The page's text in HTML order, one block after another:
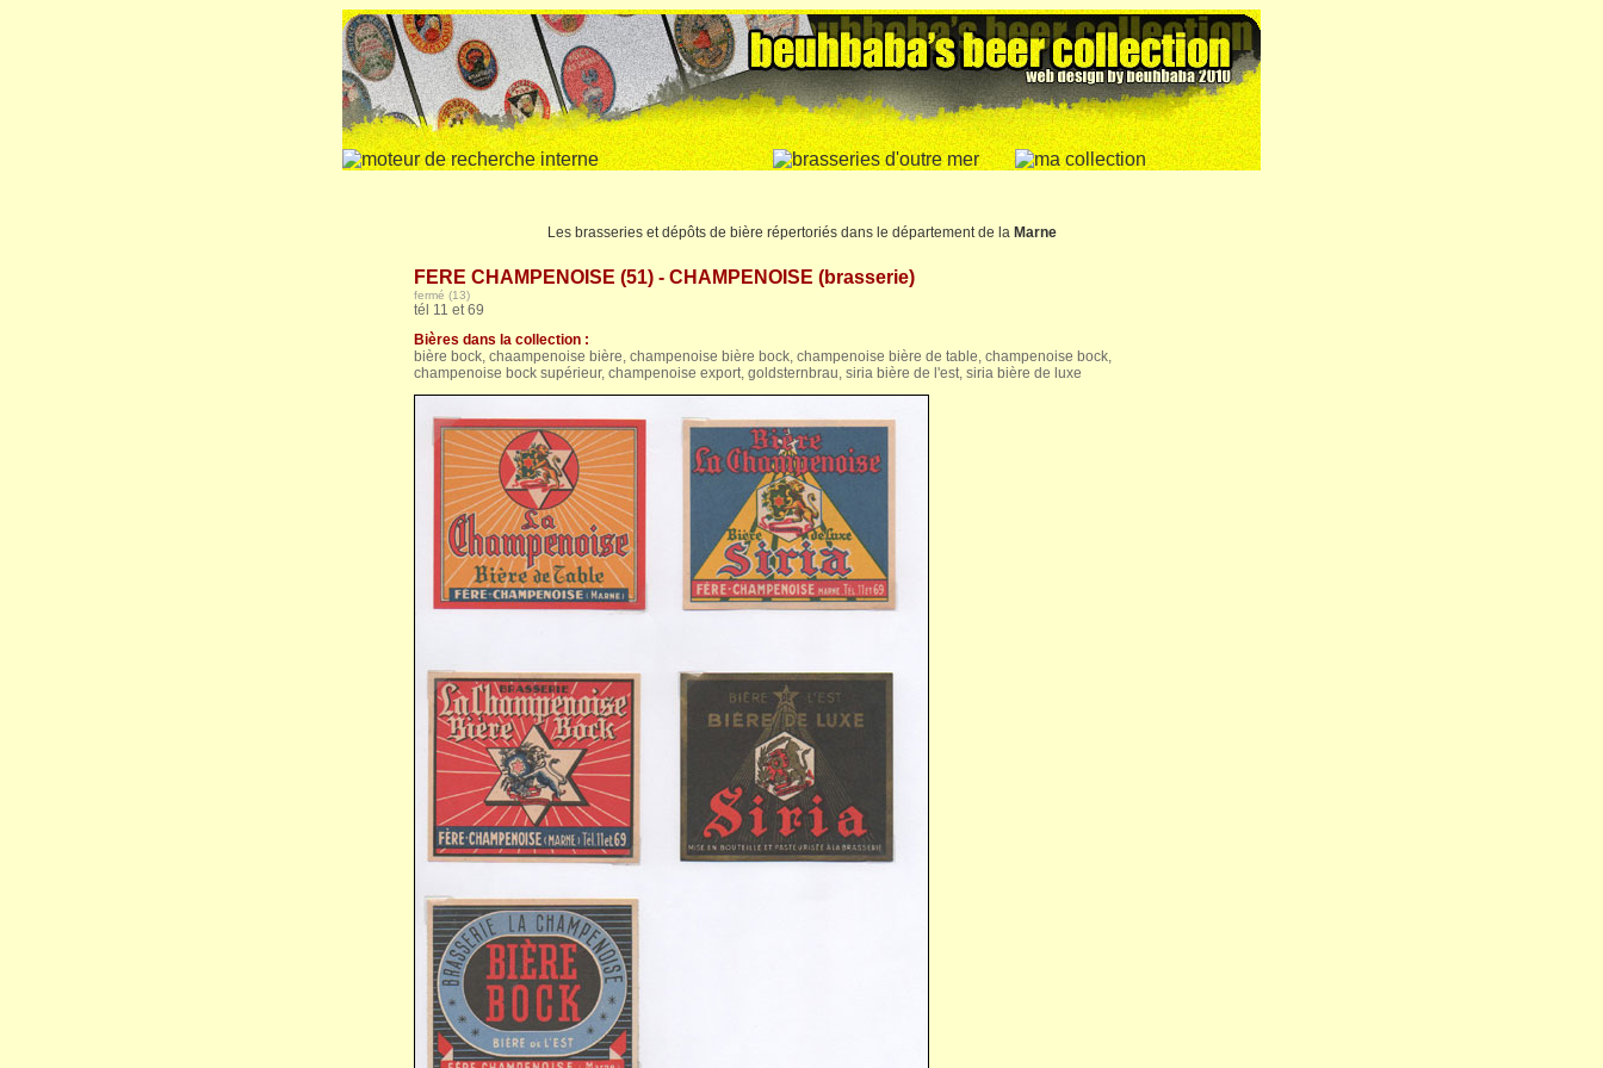
Les brasseries et dépôts de bière répertoriés dans le département de la Marne
FERE CHAMPENOISE (51) - CHAMPENOISE (brasserie)
fermé (13)
tél 11 et 69
Bières dans la collection :
bière bock, chaampenoise bière, champenoise bière bock, champenoise bière de table, champenoise bock,
champenoise bock supérieur, champenoise export, goldsternbrau, siria bière de l'est, siria bière de luxe